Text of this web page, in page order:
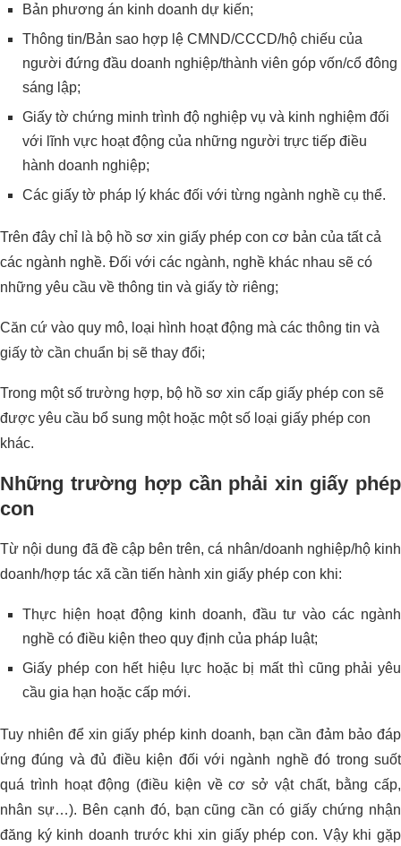
Bản phương án kinh doanh dự kiến;
Thông tin/Bản sao hợp lệ CMND/CCCD/hộ chiếu của
người đứng đầu doanh nghiệp/thành viên góp vốn/cổ đông
sáng lập;
Giấy tờ chứng minh trình độ nghiệp vụ và kinh nghiệm đối
với lĩnh vực hoạt động của những người trực tiếp điều
hành doanh nghiệp;
Các giấy tờ pháp lý khác đối với từng ngành nghề cụ thể.
Trên đây chỉ là bộ hồ sơ xin giấy phép con cơ bản của tất cả
các ngành nghề. Đối với các ngành, nghề khác nhau sẽ có
những yêu cầu về thông tin và giấy tờ riêng;
Căn cứ vào quy mô, loại hình hoạt động mà các thông tin và
giấy tờ cần chuẩn bị sẽ thay đổi;
Trong một số trường hợp, bộ hồ sơ xin cấp giấy phép con sẽ
được yêu cầu bổ sung một hoặc một số loại giấy phép con
khác.
Những trường hợp cần phải xin giấy phép
con
Từ nội dung đã đề cập bên trên, cá nhân/doanh nghiệp/hộ kinh
doanh/hợp tác xã cần tiến hành xin giấy phép con khi:
Thực hiện hoạt động kinh doanh, đầu tư vào các ngành
nghề có điều kiện theo quy định của pháp luật;
Giấy phép con hết hiệu lực hoặc bị mất thì cũng phải yêu
cầu gia hạn hoặc cấp mới.
Tuy nhiên để xin giấy phép kinh doanh, bạn cần đảm bảo đáp
ứng đúng và đủ điều kiện đối với ngành nghề đó trong suốt
quá trình hoạt động (điều kiện về cơ sở vật chất, bằng cấp,
nhân sự…). Bên cạnh đó, bạn cũng cần có giấy chứng nhận
đăng ký kinh doanh trước khi xin giấy phép con. Vậy khi gặp